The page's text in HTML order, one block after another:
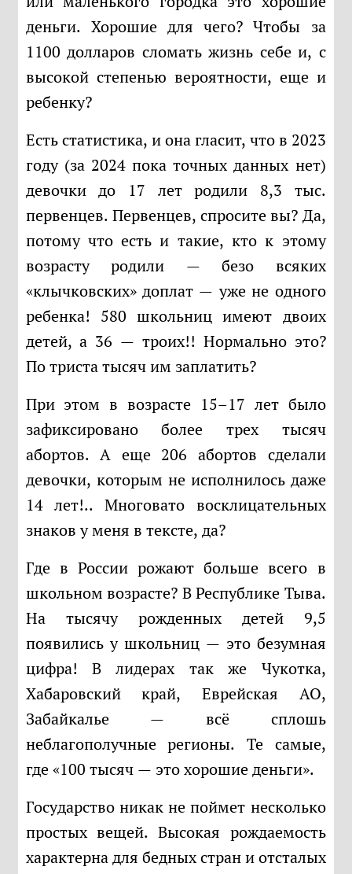
деньги. Хорошие для чего? Чтобы за
1100 долларов сломать жизнь себе и, с
высокой степенью вероятности, еще и
ребенку?
Есть статистика, и она гласит, что в 2023
году (за 2024 пока точных данных нет)
девочки до 17 лет родили 8,3 тыс.
первенцев. Первенцев, спросите вы? Да,
потому что есть и такие, кто к этому
возрасту родили — безо всяких
«клычковских» доплат — уже не одного
ребенка! 580 школьниц имеют двоих
детей, а 36 — троих!! Нормально это?
По триста тысяч им заплатить?
При этом в возрасте 15–17 лет было
зафиксировано более трех тысяч
абортов. А еще 206 абортов сделали
девочки, которым не исполнилось даже
14 лет!.. Многовато восклицательных
знаков у меня в тексте, да?
Где в России рожают больше всего в
школьном возрасте? В Республике Тыва.
На тысячу рожденных детей 9,5
появились у школьниц — это безумная
цифра! В лидерах так же Чукотка,
Хабаровский край, Еврейская АО,
Забайкалье — всё сплошь
неблагополучные регионы. Те самые,
где «100 тысяч — это хорошие деньги».
Государство никак не поймет несколько
простых вещей. Высокая рождаемость
характерна для бедных стран и отсталых